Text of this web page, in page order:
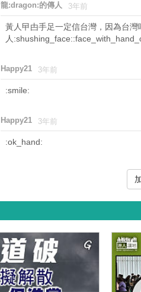
龍:dragon:的傳人 3年前
黃人曱甴手足一定信台灣，因為台灣
人
Happy21 3年前
:smile:
Happy21 3年前
:ok_hand: